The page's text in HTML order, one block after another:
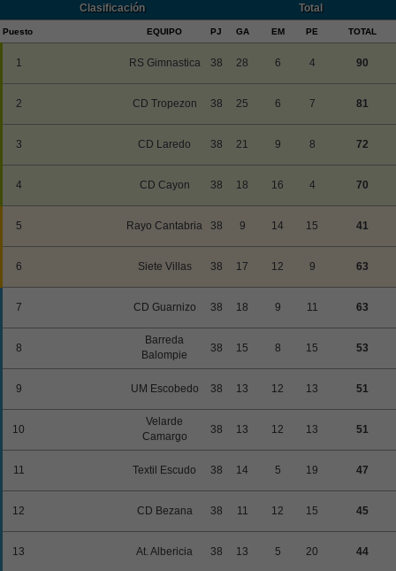
Clasificación Total
Puesto EQUIPO PJ GA EM PE TOTAL
1 RS Gimnastica 38 28 6 4 90
2 CD Tropezon 38 25 6 7 81
3 CD Laredo 38 21 9 8 72
4 CD Cayon 38 18 16 4 70
5 Rayo Cantabria 38 9 14 15 41
6 Siete Villas 38 17 12 9 63
7 CD Guarnizo 38 18 9 11 63
8
Barreda
Balompie
38 15 8 15 53
9 UM Escobedo 38 13 12 13 51
10
Velarde
Camargo
38 13 12 13 51
11 Textil Escudo 38 14 5 19 47
12 CD Bezana 38 11 12 15 45
13 At. Albericia 38 13 5 20 44